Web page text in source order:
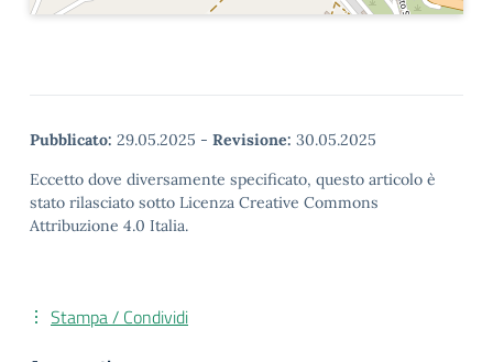
Pubblicato: 29.05.2025 - Revisione: 30.05.2025
Eccetto dove diversamente specificato, questo articolo è
stato rilasciato sotto Licenza Creative Commons
Attribuzione 4.0 Italia.
Stampa / Condividi